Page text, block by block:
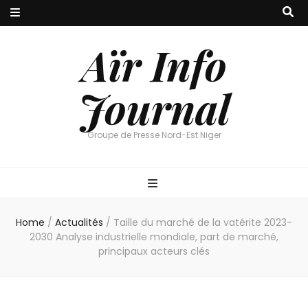
Aïr Info
Journal
Groupe de Presse Nord-Est Niger
Home / Actualités / Taille du marché de la vatérite 2023-
2030 Analyse industrielle mondiale, part de marché,
principaux acteurs clés